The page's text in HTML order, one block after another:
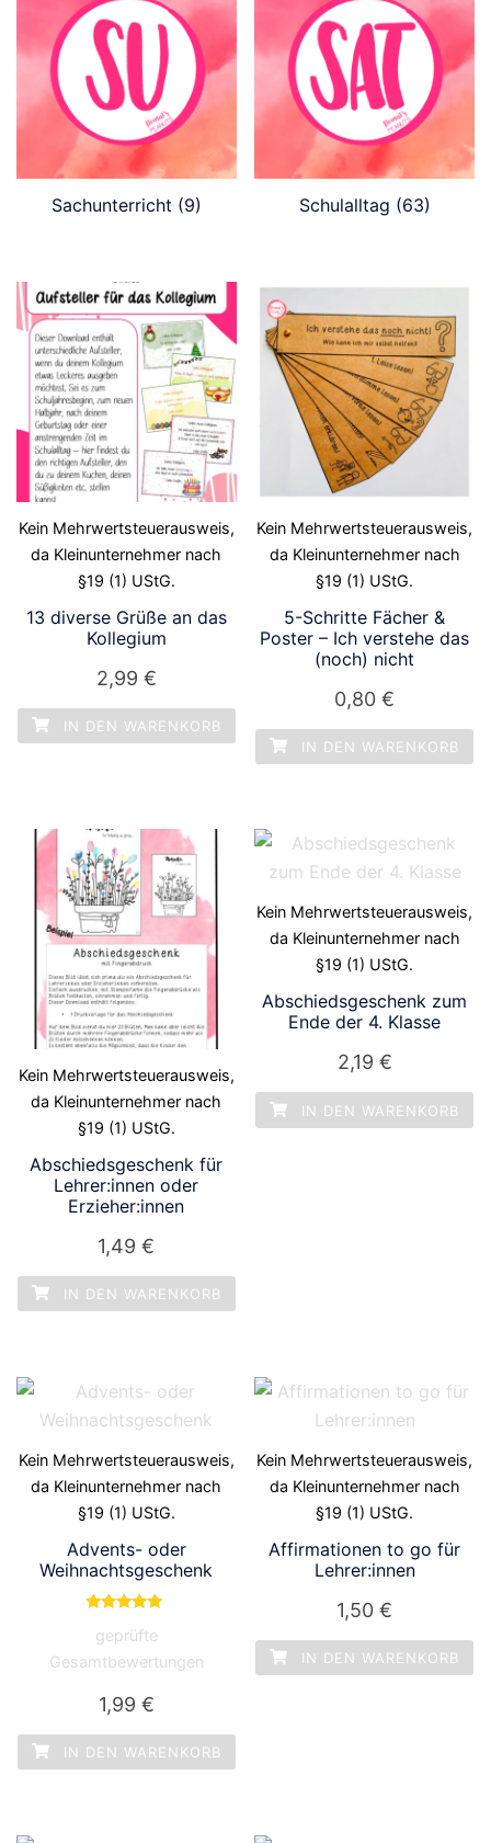
Sachunterricht (9) Schulalltag (63)
Kein Mehrwertsteuerausweis,
da Kleinunternehmer nach
§19 (1) UStG.
13 diverse Grüße an das
Kollegium
2,99 €
IN DEN WARENKORB
Kein Mehrwertsteuerausweis,
da Kleinunternehmer nach
§19 (1) UStG.
5-Schritte Fächer &
Poster – Ich verstehe das
(noch) nicht
0,80€
IN DEN WARENKORB
Kein Mehrwertsteuerausweis,
da Kleinunternehmer nach
§19 (1) UStG.
Abschiedsgeschenk für
Lehrer:innen oder
Erzieher:innen
1,49€
IN DEN WARENKORB
Kein Mehrwertsteuerausweis,
da Kleinunternehmer nach
§19 (1) UStG.
Abschiedsgeschenk zum
Ende der 4. Klasse
2,19 €
IN DEN WARENKORB
Kein Mehrwertsteuerausweis,
da Kleinunternehmer nach
§19 (1) UStG.
Advents- oder
Weihnachtsgeschenk
5.00
geprüfte
Gesamtbewertungen
1,99 €
IN DEN WARENKORB
Kein Mehrwertsteuerausweis,
da Kleinunternehmer nach
§19 (1) UStG.
Affirmationen to go für
Lehrer:innen
1,50€
IN DEN WARENKORB